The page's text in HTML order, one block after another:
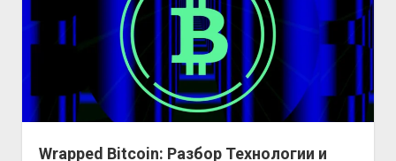
брекетах
нового
поколения
Wrapped Bitcoin: Разбор Технологии и